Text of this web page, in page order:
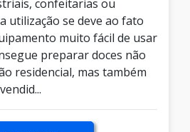
confeitarias ou
utilização se deve ao fato
muito fácil de usar
preparar doces não
residencial, mas também